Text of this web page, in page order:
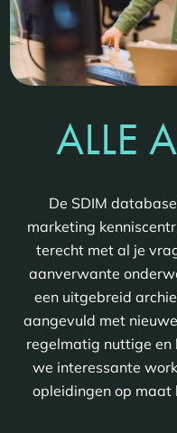
ALLE
De SDIM
marketing
terecht met al je
aanverwante
een uitgebreid
aangevuld met
regelmatig nuttige
we interessante
opleidingen op maat